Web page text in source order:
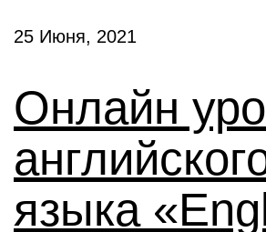
25 Июня, 2021
Онлайн
языка